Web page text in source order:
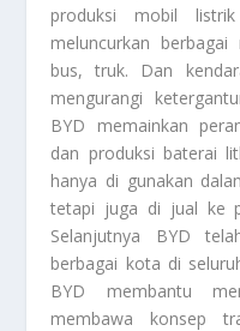
produksi mobil
meluncurkan
bus, truk. Dan
mengurangi
BYD memainkan
dan produksi baterai
hanya di gunakan
tetapi juga di jual ke
Selanjutnya BYD
berbagai kota di
BYD membantu
membawa konsep